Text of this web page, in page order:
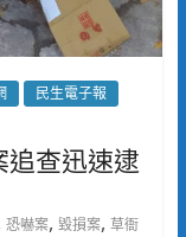
民生電子報
查迅速逮
恐嚇案, 毀損案, 草衙